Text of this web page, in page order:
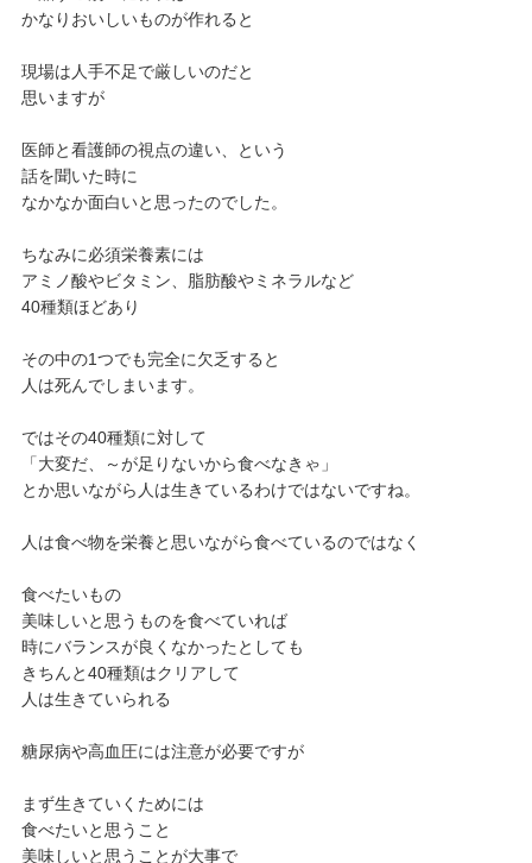
かなりおいしいものが作れると
現場は人手不足で厳しいのだと
思いますが
医師と看護師の視点の違い、という
話を聞いた時に
なかなか面白いと思ったのでした。
ちなみに必須栄養素には
アミノ酸やビタミン、脂肪酸やミネラルなど
40種類ほどあり
その中の1つでも完全に欠乏すると
人は死んでしまいます。
ではその40種類に対して
「大変だ、～が足りないから食べなきゃ」
とか思いながら人は生きているわけではないですね。
人は食べ物を栄養と思いながら食べているのではなく
食べたいもの
美味しいと思うものを食べていれば
時にバランスが良くなかったとしても
きちんと40種類はクリアして
人は生きていられる
糖尿病や高血圧には注意が必要ですが
まず生きていくためには
食べたいと思うこと
美味しいと思うことが大事で